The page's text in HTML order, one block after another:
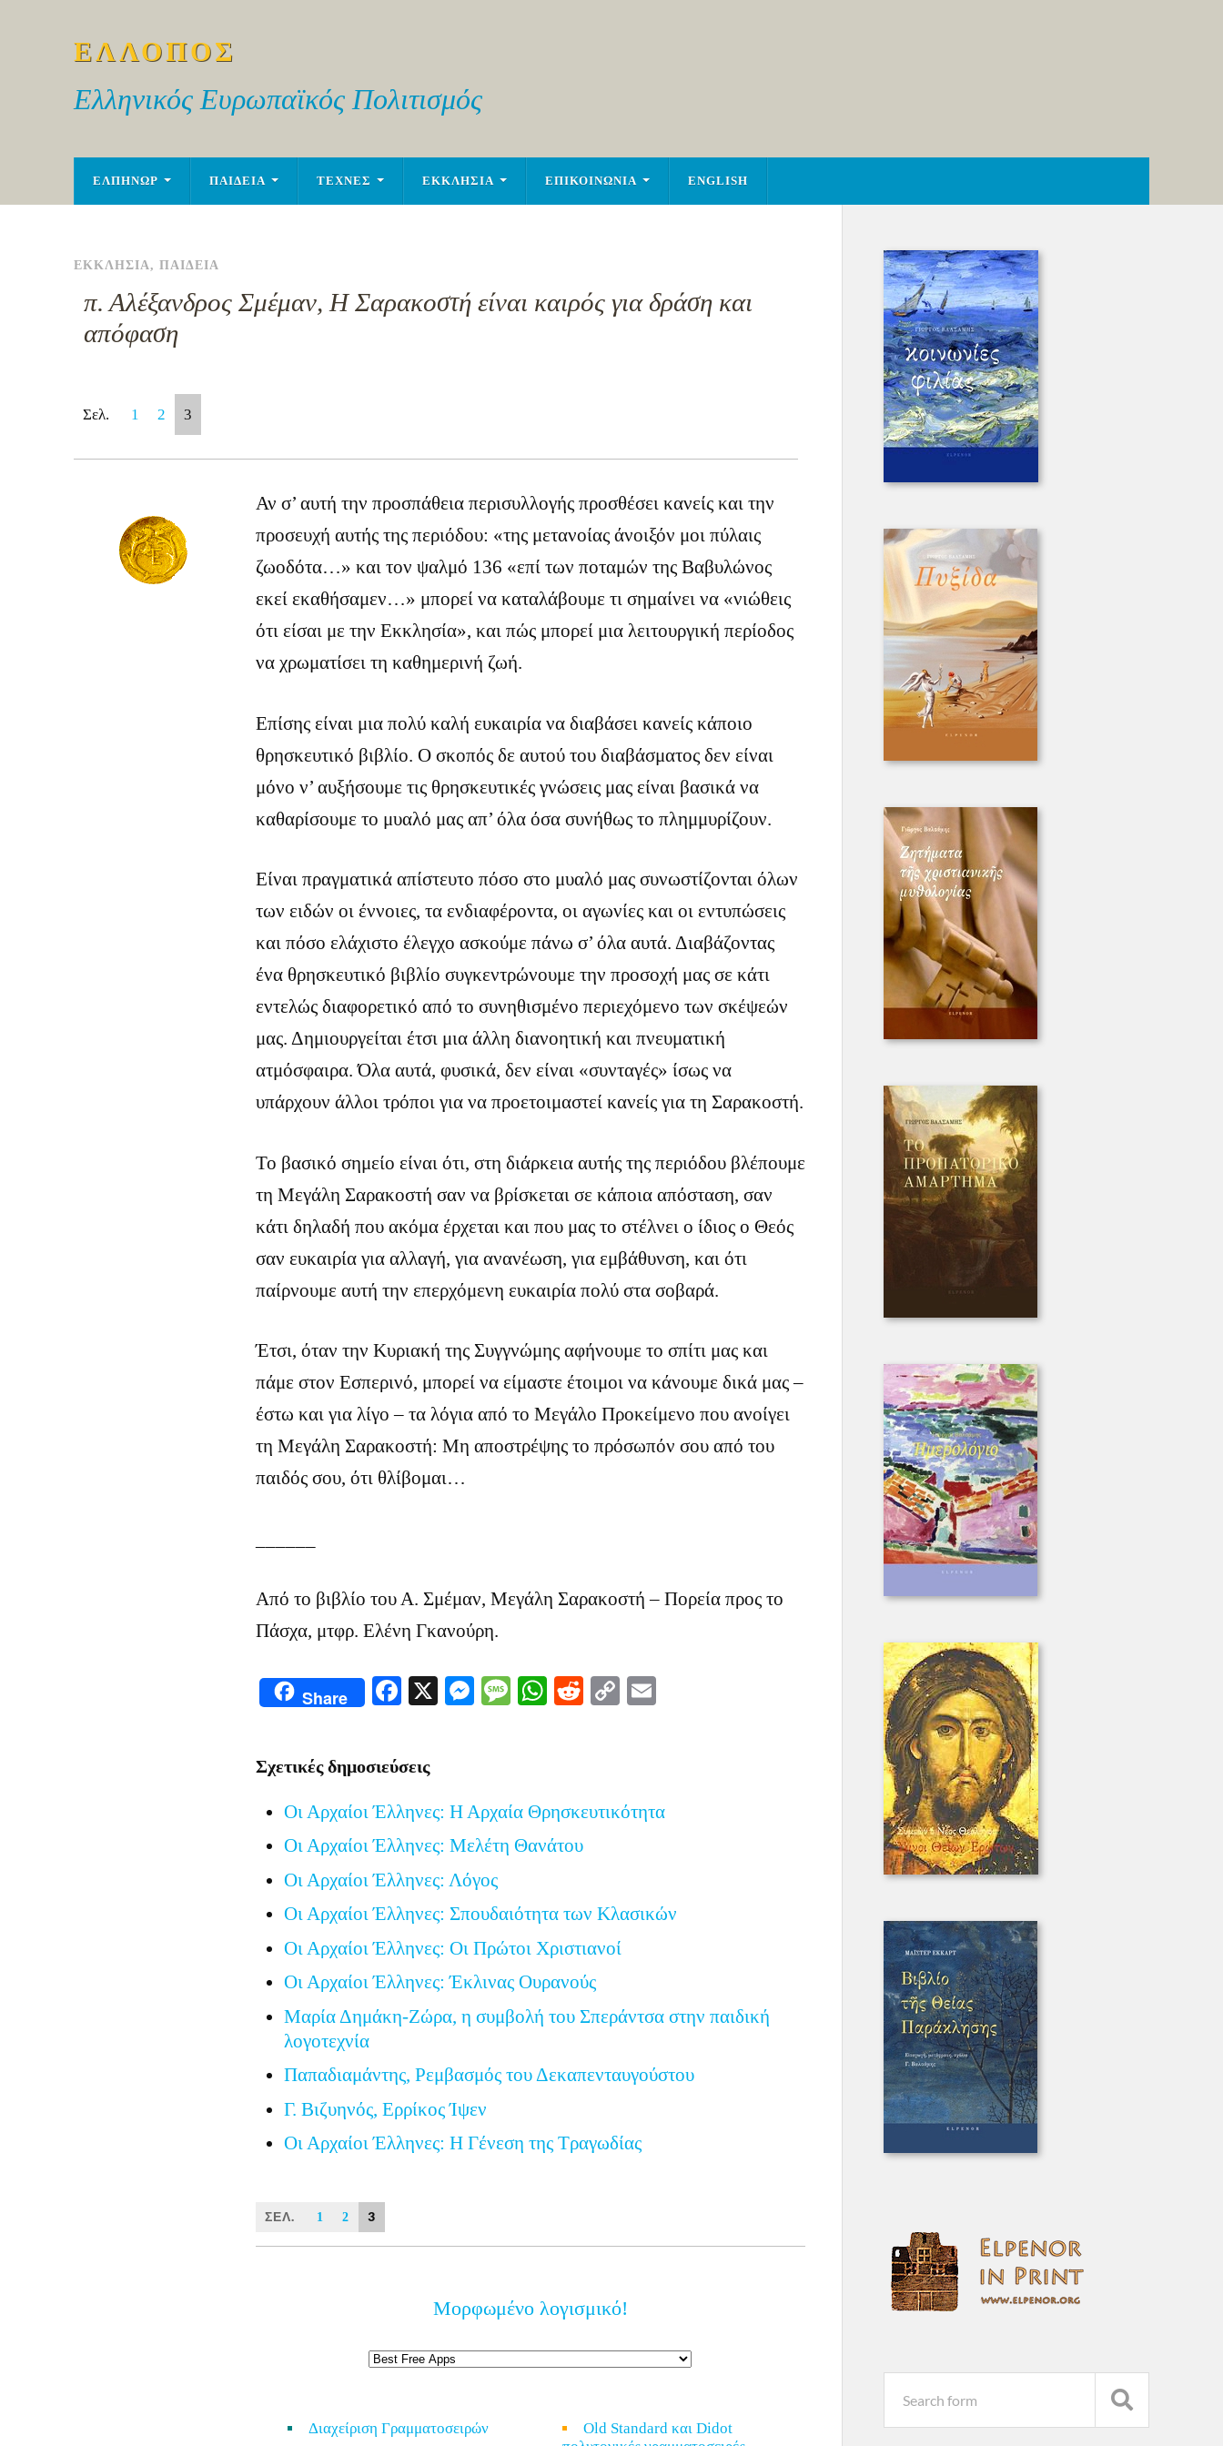
ΕΛΛΟΠΟΣ
Ελληνικός Ευρωπαϊκός Πολιτισμός
ΕΛΠΗΝΩΡ ΠΑΙΔΕΙΑ ΤΕΧΝΕΣ ΕΚΚΛΗΣΙΑ ΕΠΙΚΟΙΝΩΝΙΑ ENGLISH
ΕΚΚΛΗΣΙΑ, ΠΑΙΔΕΙΑ
π. Αλέξανδρος Σμέμαν, Η Σαρακοστή είναι καιρός για δράση και
απόφαση
Σελ. 1 2 3
Αν σ’ αυτή την προσπάθεια περισυλλογής προσθέσει κανείς και την
προσευχή αυτής της περιόδου: «της μετανοίας άνοιξόν μοι πύλαις
ζωοδότα…» και τον ψαλμό 136 «επί των ποταμών της Βαβυλώνος
εκεί εκαθήσαμεν…» μπορεί να καταλάβουμε τι σημαίνει να «νιώθεις
ότι είσαι με την Εκκλησία», και πώς μπορεί μια λειτουργική περίοδος
να χρωματίσει τη καθημερινή ζωή.
Επίσης είναι μια πολύ καλή ευκαιρία να διαβάσει κανείς κάποιο
θρησκευτικό βιβλίο. Ο σκοπός δε αυτού του διαβάσματος δεν είναι
μόνο ν’ αυξήσουμε τις θρησκευτικές γνώσεις μας είναι βασικά να
καθαρίσουμε το μυαλό μας απ’ όλα όσα συνήθως το πλημμυρίζουν.
Είναι πραγματικά απίστευτο πόσο στο μυαλό μας συνωστίζονται όλων
των ειδών οι έννοιες, τα ενδιαφέροντα, οι αγωνίες και οι εντυπώσεις
και πόσο ελάχιστο έλεγχο ασκούμε πάνω σ’ όλα αυτά. Διαβάζοντας
ένα θρησκευτικό βιβλίο συγκεντρώνουμε την προσοχή μας σε κάτι
εντελώς διαφορετικό από το συνηθισμένο περιεχόμενο των σκέψεών
μας. Δημιουργείται έτσι μια άλλη διανοητική και πνευματική
ατμόσφαιρα. Όλα αυτά, φυσικά, δεν είναι «συνταγές» ίσως να
υπάρχουν άλλοι τρόποι για να προετοιμαστεί κανείς για τη Σαρακοστή.
Το βασικό σημείο είναι ότι, στη διάρκεια αυτής της περιόδου βλέπουμε
τη Μεγάλη Σαρακοστή σαν να βρίσκεται σε κάποια απόσταση, σαν
κάτι δηλαδή που ακόμα έρχεται και που μας το στέλνει ο ίδιος ο Θεός
σαν ευκαιρία για αλλαγή, για ανανέωση, για εμβάθυνση, και ότι
παίρνουμε αυτή την επερχόμενη ευκαιρία πολύ στα σοβαρά.
Έτσι, όταν την Κυριακή της Συγγνώμης αφήνουμε το σπίτι μας και
πάμε στον Εσπερινό, μπορεί να είμαστε έτοιμοι να κάνουμε δικά μας –
έστω και για λίγο – τα λόγια από το Μεγάλο Προκείμενο που ανοίγει
τη Μεγάλη Σαρακοστή: Mη αποστρέψης το πρόσωπόν σου από του
παιδός σου, ότι θλίβομαι…
Από το βιβλίο του Α. Σμέμαν, Μεγάλη Σαρακοστή – Πορεία προς το
Πάσχα, μτφρ. Ελένη Γκανούρη.
Share Facebook
X Messenger
Message
WhatsApp
Reddit
CopyEmail
Σχετικές δημοσιεύσεις
Οι Αρχαίοι Έλληνες: Η Αρχαία Θρησκευτικότητα
Οι Αρχαίοι Έλληνες: Μελέτη Θανάτου
Οι Αρχαίοι Έλληνες: Λόγος
Οι Αρχαίοι Έλληνες: Σπουδαιότητα των Κλασικών
Οι Αρχαίοι Έλληνες: Οι Πρώτοι Χριστιανοί
Οι Αρχαίοι Έλληνες: Έκλινας Ουρανούς
Μαρία Δημάκη-Ζώρα, η συμβολή του Σπεράντσα στην παιδική
λογοτεχνία
Παπαδιαμάντης, Ρεμβασμός του Δεκαπενταυγούστου
Γ. Βιζυηνός, Ερρίκος Ίψεν
Οι Αρχαίοι Έλληνες: Η Γένεση της Τραγωδίας
ΣΕΛ. 1 2 3
Μορφωμένο λογισμικό!
Διαχείριση Γραμματοσειρών
Old Standard και Didot